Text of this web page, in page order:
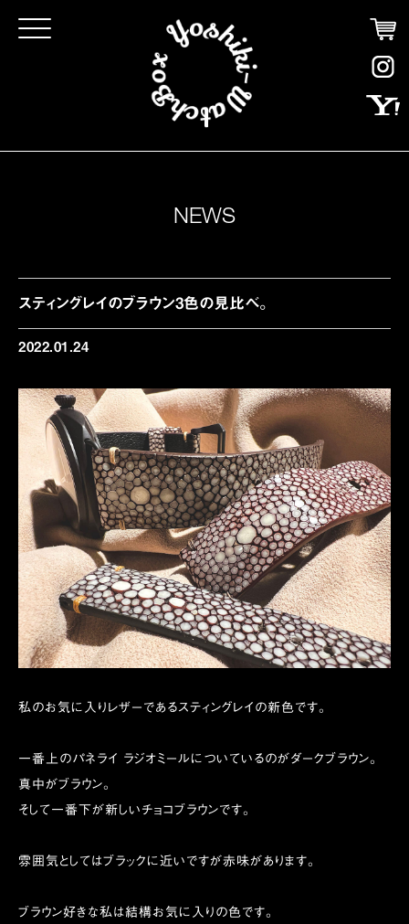
Click
NEWS
スティングレイのブラウン3色の見比べ。
2022.01.24
私のお気に入りレザーであるスティングレイの新色です。
一番上のパネライ ラジオミールについているのがダークブラウン。
真中がブラウン。
そして一番下が新しいチョコブラウンです。
雰囲気としてはブラックに近いですが赤味があります。
ブラウン好きな私は結構お気に入りの色です。